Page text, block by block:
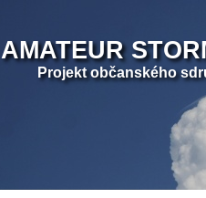
AMATEUR
Projekt občanského